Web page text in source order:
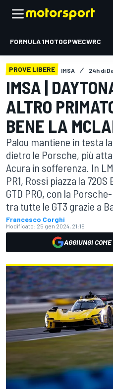
FORMULA 1MOTOGPWECWRC
PROVE LIBERE IMSA 24h di
IMSA |
ALTRO
BENE LA
Palou mantiene in testa
dietro le Porsche, più
Acura in sofferenza. In
PR1, Rossi piazza la
GTD PRO, con la
tra tutte le GT3 grazie a
Francesco Corghi
Modificato: 25 gen 2024, 21:19
AGGIUNGI